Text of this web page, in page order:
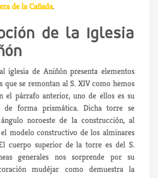
de la Cañada.
de la Iglesia
iglesia de Aniñón presenta elementos
que se remontan al S. XIV como hemos
el párrafo anterior, uno de ellos es su
de forma prismática. Dicha torre se
noroeste de la construcción, al
modelo constructivo de los alminares
cuerpo superior de la torre es del S.
generales nos sorprende por su
mudéjar como demuestra la